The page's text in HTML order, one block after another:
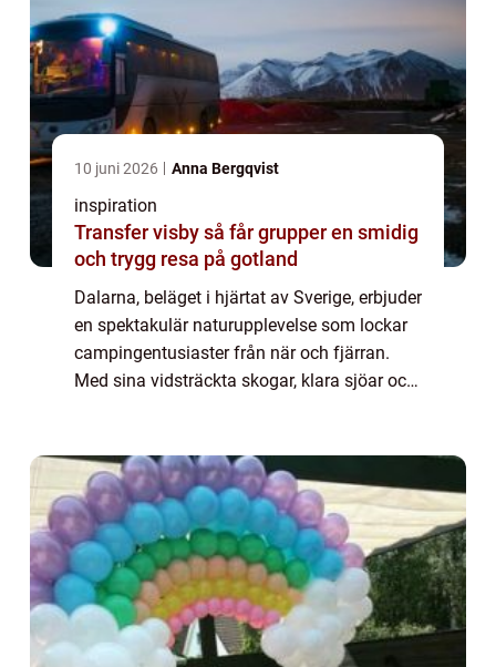
10 juni 2026 Anna Bergqvist
inspiration
Transfer visby så får grupper en smidig
och trygg resa på gotland
Dalarna, beläget i hjärtat av Sverige, erbjuder
en spektakulär naturupplevelse som lockar
campingentusiaster från när och fjärran.
Med sina vidsträckta skogar, klara sjöar och